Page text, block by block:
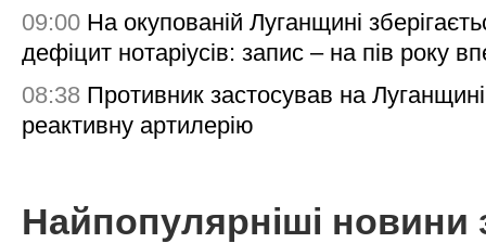
09:00 На окупованій Луганщині
дефіцит нотаріусів: запис – на пів року
08:38 Противник застосував на Луганщині
реактивну артилерію
Найпопулярніші новини